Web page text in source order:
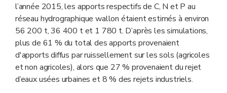
l’année 2015, les apports respectifs de C, N et P au
réseau hydrographique wallon étaient estimés à environ
56 200 t, 36 400 t et 1 780 t. D’après les simulations,
plus de 61 % du total des apports provenaient
d'apports diffus par ruissellement sur les sols (agricoles
et non agricoles), alors que 27 % provenaient du rejet
d’eaux usées urbaines et 8 % des rejets industriels.